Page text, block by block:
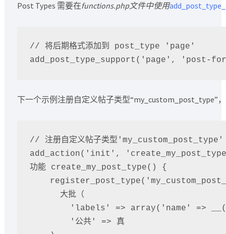
Post Types 需要在functions.php文件中使用
// 将后期格式添加到 post_type 'page'
add_post_type_support('page', 'post-
下一个示例注册自定义帖子类型“my_custom_post_type”
// 注册自定义帖子类型'my_custom_post_type'
add_action('init',
功能 create_my_post_type() {